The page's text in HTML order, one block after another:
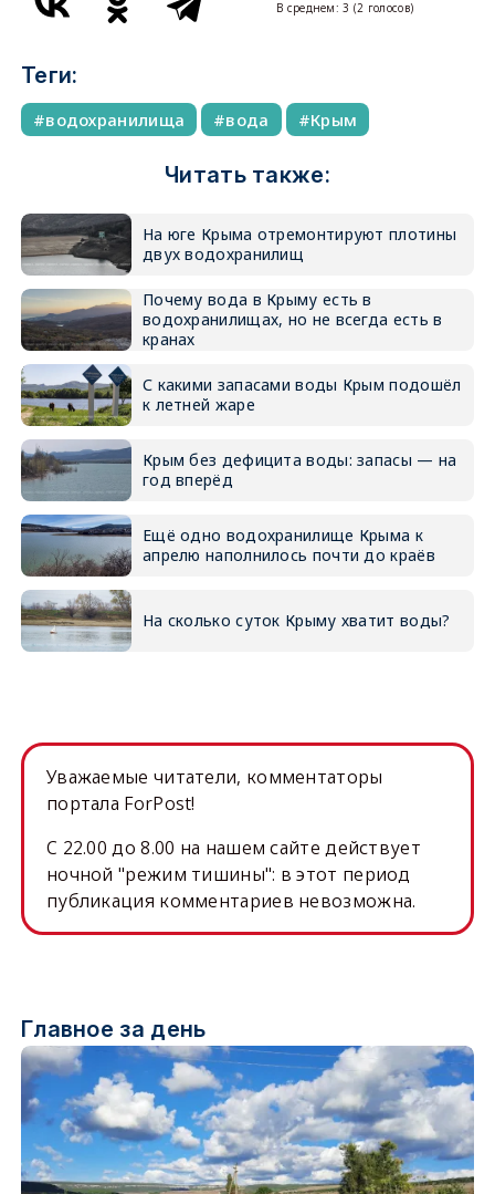
В среднем:3 (2 голосов)
Теги:
водохранилища вода Крым
Читать также:
На юге Крыма отремонтируют плотины
двух водохранилищ
Почему вода в Крыму есть в
водохранилищах, но не всегда есть в
кранах
С какими запасами воды Крым подошёл
к летней жаре
Крым без дефицита воды: запасы — на
год вперёд
Ещё одно водохранилище Крыма к
апрелю наполнилось почти до краёв
На сколько суток Крыму хватит воды?
Уважаемые читатели, комментаторы
портала ForPost!
C 22.00 до 8.00 на нашем сайте действует
ночной "режим тишины": в этот период
публикация комментариев невозможна.
Главное за день